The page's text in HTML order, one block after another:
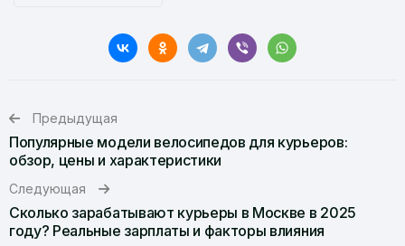
Предыдущая
Популярные модели велосипедов для курьеров:
обзор, цены и характеристики
Следующая
Сколько зарабатывают курьеры в Москве в 2025
году? Реальные зарплаты и факторы влияния